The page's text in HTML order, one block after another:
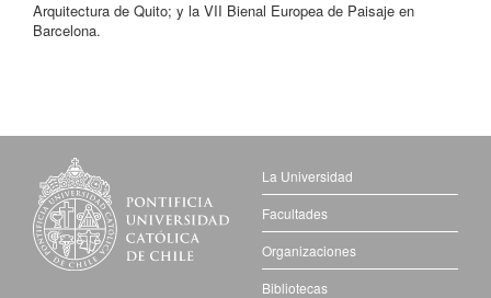
Arquitectura de Quito; y la VII Bienal Europea de Paisaje en
Barcelona.
La Universidad
Facultades
Organizaciones
Bibliotecas